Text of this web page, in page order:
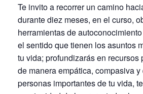
Te invito a recorrer un camino
durante diez meses, en el curso,
herramientas de
el sentido que tienen los asuntos
tu vida; profundizarás en recursos
de manera empática, compasiva
personas importantes de tu vida,